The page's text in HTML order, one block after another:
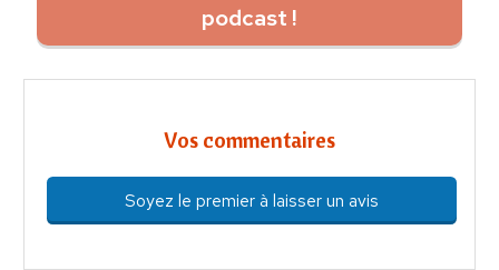
podcast !
Vos commentaires
Soyez le premier à laisser un avis